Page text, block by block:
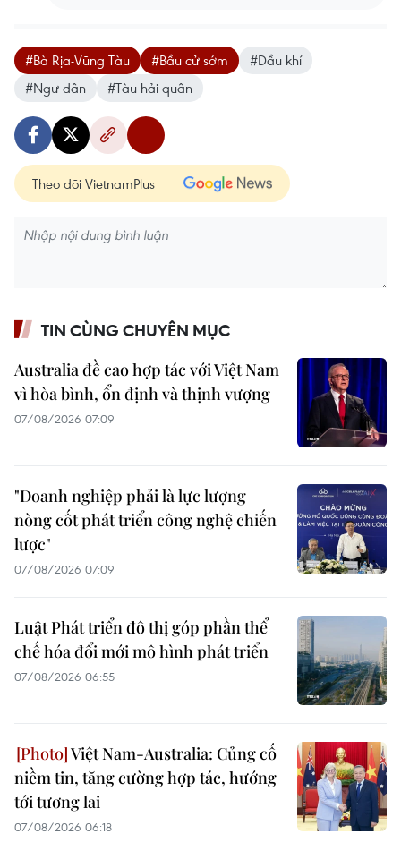
#Bà Rịa-Vũng Tàu #Bầu cử sớm
#Dầu khí
#Ngư dân
#Tàu hải quân
Theo dõi VietnamPlus
TIN CÙNG CHUYÊN MỤC
Australia đề cao hợp tác với Việt Nam
vì hòa bình, ổn định và thịnh vượng
07/08/2026 07:09
"Doanh nghiệp phải là lực lượng
nòng cốt phát triển công nghệ chiến
lược"
07/08/2026 07:09
Luật Phát triển đô thị góp phần thể
chế hóa đổi mới mô hình phát triển
07/08/2026 06:55
Việt Nam-Australia: Củng cố
niềm tin, tăng cường hợp tác, hướng
tới tương lai
07/08/2026 06:18